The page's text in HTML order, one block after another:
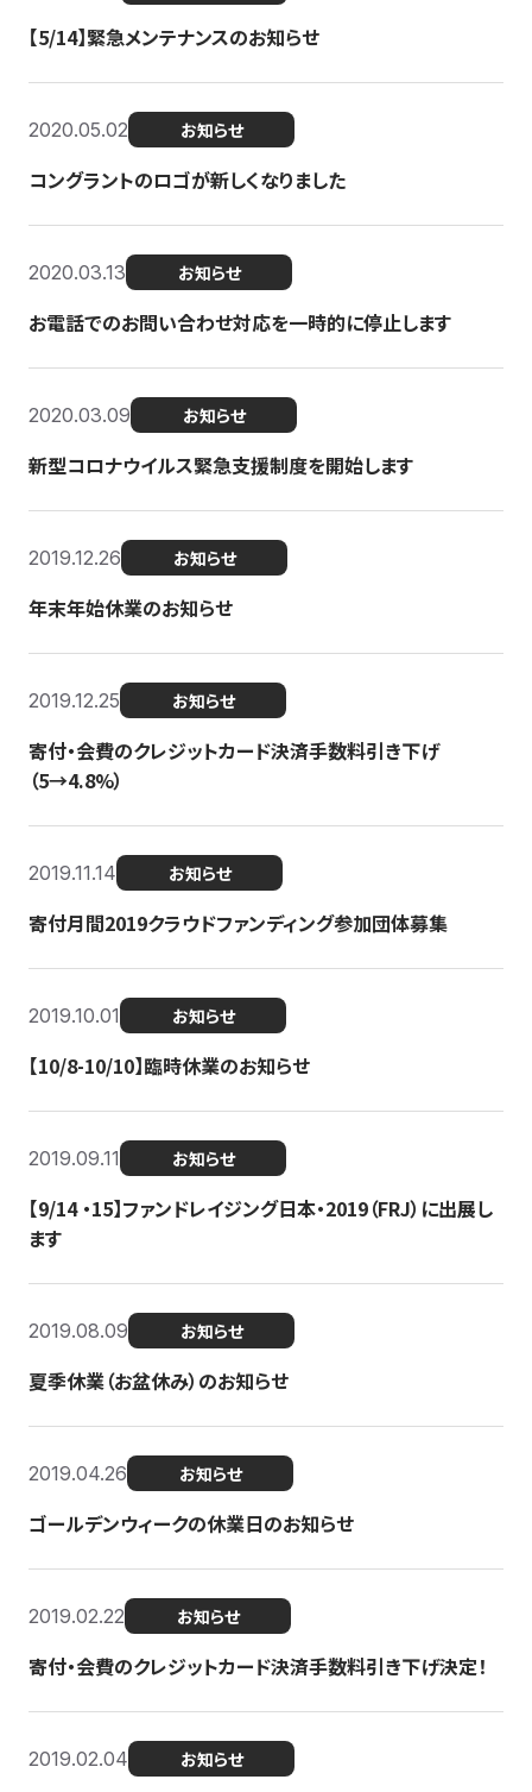
【5/14】緊急メンテナンスのお知らせ
2020.05.02 お知らせ
コングラントのロゴが新しくなりました
2020.03.13 お知らせ
お電話でのお問い合わせ対応を一時的に停止します
2020.03.09 お知らせ
新型コロナウイルス緊急支援制度を開始します
2019.12.26 お知らせ
年末年始休業のお知らせ
2019.12.25 お知らせ
寄付・会費のクレジットカード決済手数料引き下げ
（5→4.8%）
2019.11.14 お知らせ
寄付月間2019クラウドファンディング参加団体募集
2019.10.01 お知らせ
【10/8-10/10】臨時休業のお知らせ
2019.09.11 お知らせ
【9/14 ・15】ファンドレイジング日本・2019（FRJ）に出展し
ます
2019.08.09 お知らせ
夏季休業（お盆休み）のお知らせ
2019.04.26 お知らせ
ゴールデンウィークの休業日のお知らせ
2019.02.22 お知らせ
寄付・会費のクレジットカード決済手数料引き下げ決定！
2019.02.04 お知らせ